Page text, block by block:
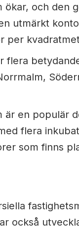
ökar, och den
utmärkt
per
flera
är en populär
flera
som finns
också